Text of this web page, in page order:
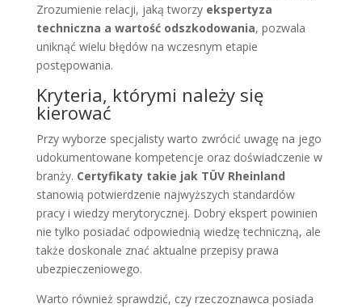
Zrozumienie relacji, jaką tworzy ekspertyza
techniczna a wartość odszkodowania, pozwala
uniknąć wielu błędów na wczesnym etapie
postępowania.
Kryteria, którymi należy się
kierować
Przy wyborze specjalisty warto zwrócić uwagę na jego
udokumentowane kompetencje oraz doświadczenie w
branży. Certyfikaty takie jak TÜV Rheinland
stanowią potwierdzenie najwyższych standardów
pracy i wiedzy merytorycznej. Dobry ekspert powinien
nie tylko posiadać odpowiednią wiedzę techniczną, ale
także doskonale znać aktualne przepisy prawa
ubezpieczeniowego.
Warto również sprawdzić, czy rzeczoznawca posiada